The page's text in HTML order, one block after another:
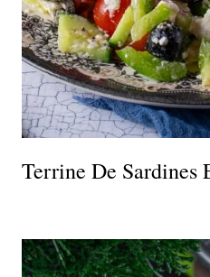
Terrine De Sardines